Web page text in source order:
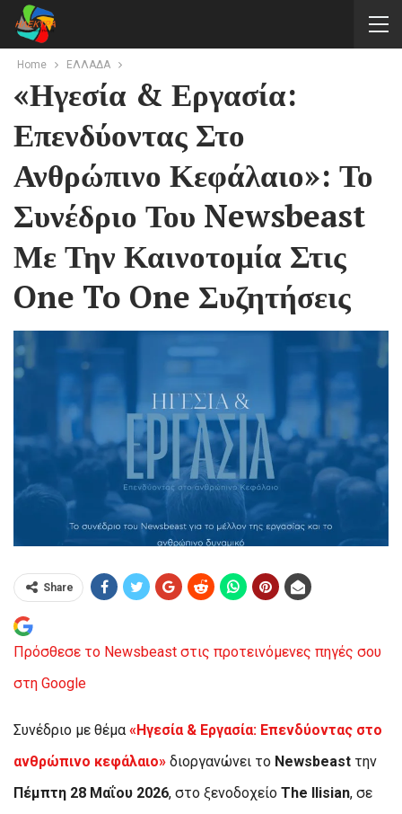
Home ΕΛΛΑΔΑ
«Ηγεσία & Εργασία:
Επενδύοντας Στο
Ανθρώπινο Κεφάλαιο»: Το
Συνέδριο Του Newsbeast
Με Την Καινοτομία Στις
One To One Συζητήσεις
Share
Πρόσθεσε το Newsbeast στις προτεινόμενες πηγές σου
στη Google
Συνέδριο με θέμα «Ηγεσία & Εργασία: Επενδύοντας στο
ανθρώπινο κεφάλαιο» διοργανώνει το Newsbeast την
Πέμπτη 28 Μαΐου 2026, στο ξενοδοχείο The Ilisian, σε